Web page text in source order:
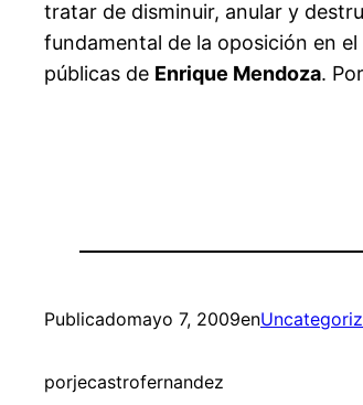
tratar de disminuir, anular y
fundamental de la oposición en
públicas de Enrique Mendoza.
Publicadomayo 7, 2009en
porjecastrofernandez